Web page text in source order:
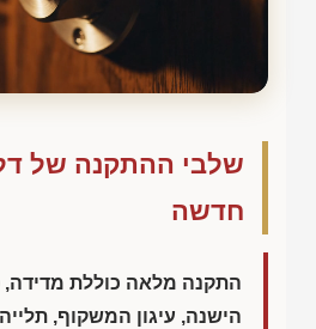
שלבי ההתקנה של
חדשה
התקנה מלאה כוללת מדידה,
הישנה, עיגון המשקוף, תלייה